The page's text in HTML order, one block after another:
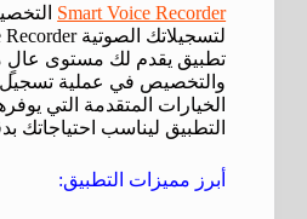
Smart Voice Recorder
تطبيق يقدم لك مستوى عالٍ
والتخصيص في عملية
الخيارات المتقدمة التي
التطبيق ليناسب احتياجاتك
أبرز مميزات التطبيق: